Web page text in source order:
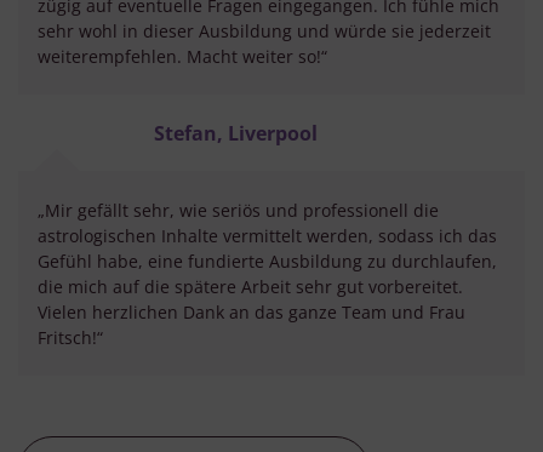
zügig auf eventuelle Fragen eingegangen. Ich fühle mich
sehr wohl in dieser Ausbildung und würde sie jederzeit
weiterempfehlen. Macht weiter so!“
Stefan, Liverpool
„Mir gefällt sehr, wie seriös und professionell die
astrologischen Inhalte vermittelt werden, sodass ich das
Gefühl habe, eine fundierte Ausbildung zu durchlaufen,
die mich auf die spätere Arbeit sehr gut vorbereitet.
Vielen herzlichen Dank an das ganze Team und Frau
Fritsch!“